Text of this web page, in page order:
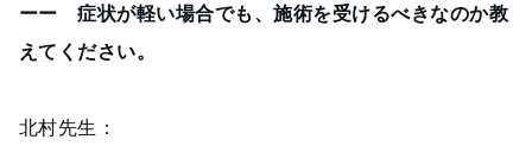
ーー 症状が軽い場合でも、施術を受けるべきなのか教
えてください。
北村先生：